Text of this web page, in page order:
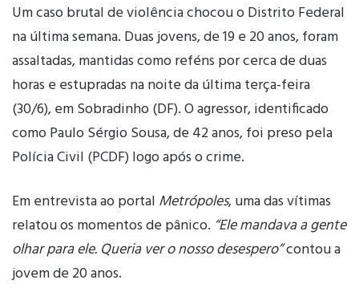
Um caso brutal de violência chocou o Distrito Federal
na última semana. Duas jovens, de 19 e 20 anos, foram
assaltadas, mantidas como reféns por cerca de duas
horas e estupradas na noite da última terça-feira
(30/6), em Sobradinho (DF). O agressor, identificado
como Paulo Sérgio Sousa, de 42 anos, foi preso pela
Polícia Civil (PCDF) logo após o crime.
Em entrevista ao portal Metrópoles, uma das vítimas
relatou os momentos de pânico. “Ele mandava a gente
olhar para ele. Queria ver o nosso desespero”contou a
jovem de 20 anos.